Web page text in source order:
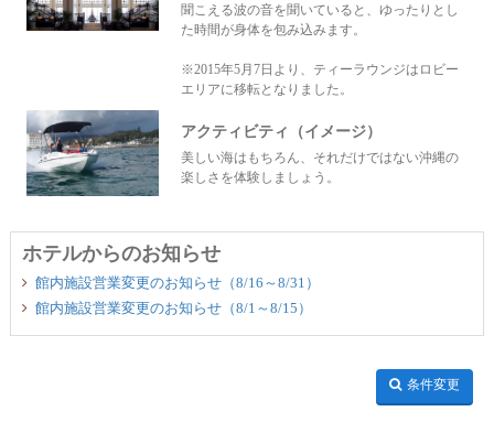
聞こえる波の音を聞いていると、ゆったりとし
た時間が身体を包み込みます。
※2015年5月7日より、ティーラウンジはロビー
エリアに移転となりました。
アクティビティ（イメージ）
美しい海はもちろん、それだけではない沖縄の
楽しさを体験しましょう。
ホテルからのお知らせ
館内施設営業変更のお知らせ（8/16～8/31）
館内施設営業変更のお知らせ（8/1～8/15）
条件変更